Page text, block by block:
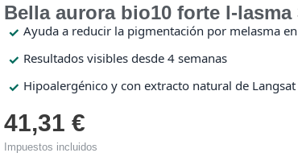
Bella aurora bio10 forte l-lasma
Ayuda a reducir la pigmentación por melasma
Resultados visibles desde 4 semanas
Hipoalergénico y con extracto natural de Langsat
41,31 €
Impuestos incluidos